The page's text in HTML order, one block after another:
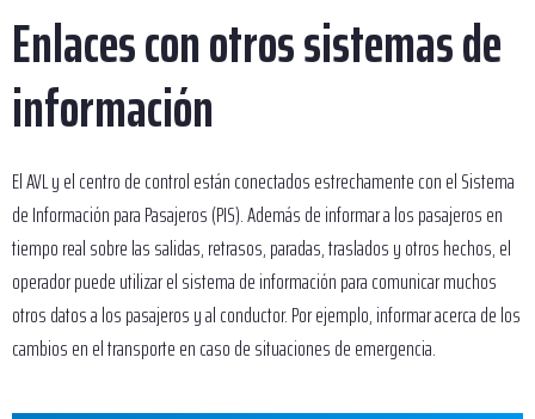
Enlaces con otros sistemas de
información
El AVL y el centro de control están conectados estrechamente con el Sistema
de Información para Pasajeros (PIS). Además de informar a los pasajeros en
tiempo real sobre las salidas, retrasos, paradas, traslados y otros hechos, el
operador puede utilizar el sistema de información para comunicar muchos
otros datos a los pasajeros y al conductor. Por ejemplo, informar acerca de los
cambios en el transporte en caso de situaciones de emergencia.